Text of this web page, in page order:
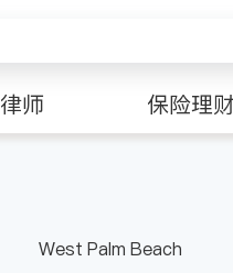
律师 保险理财
West Palm Beach